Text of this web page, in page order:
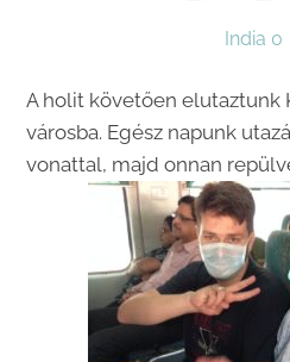
India 0
A holit követően elutaztunk
városba. Egész napunk
vonattal, majd onnan